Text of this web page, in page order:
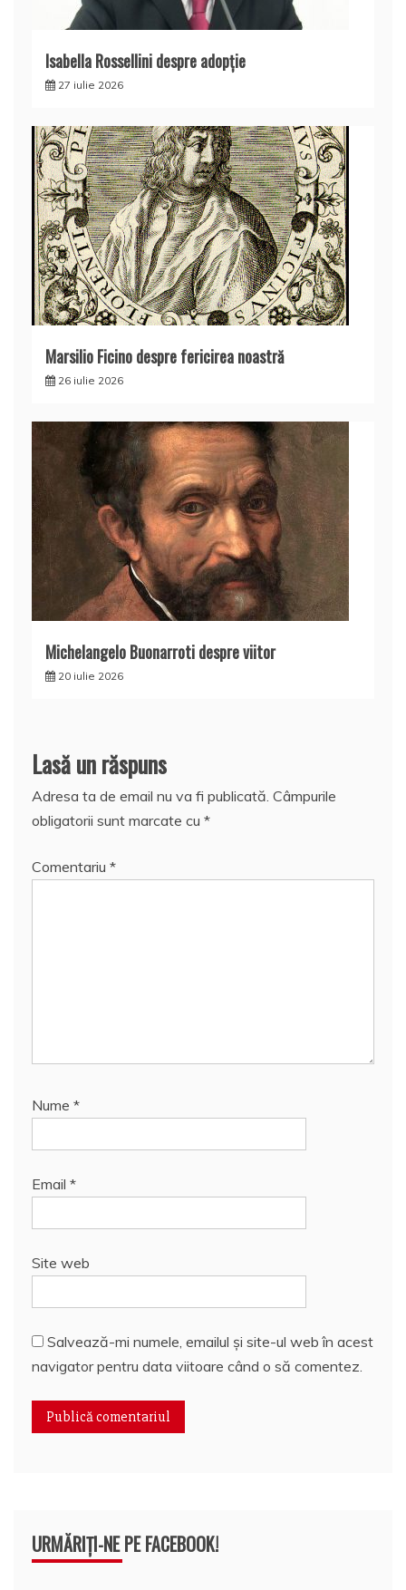
Isabella Rossellini despre adopție
27 iulie 2026
Marsilio Ficino despre fericirea noastră
26 iulie 2026
Michelangelo Buonarroti despre viitor
20 iulie 2026
Lasă un răspuns
Adresa ta de email nu va fi publicată. Câmpurile
obligatorii sunt marcate cu *
Comentariu *
Nume *
Email *
Site web
Salvează-mi numele, emailul și site-ul web în acest
navigator pentru data viitoare când o să comentez.
URMĂRIȚI-NE PE FACEBOOK!